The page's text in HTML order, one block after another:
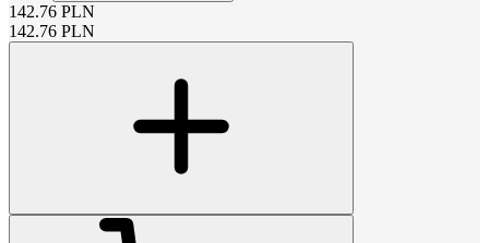
142.76 PLN
142.76 PLN